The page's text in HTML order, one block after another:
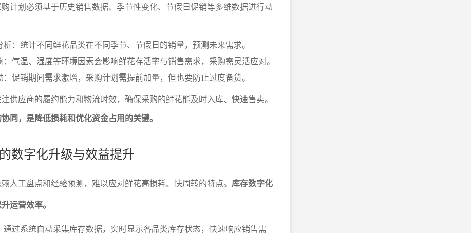
计划必须基于历史销售数据、季节性变化、节假日促销等多维数据进行动
：统计不同鲜花品类在不同季节、节假日的销量，预测未来需求。
气温、湿度等环境因素会影响鲜花存活率与销售需求，采购需灵活应对。
促销期间需求激增，采购计划需提前加量，但也要防止过度备货。
供应商的履约能力和物流时效，确保采购的鲜花能及时入库、快速售卖。
同，是降低损耗和优化资金占用的关键。
数字化升级与效益提升
人工盘点和经验预测，难以应对鲜花高损耗、快周转的特点。 库存数字化
运营效率。
通过系统自动采集库存数据，实时显示各品类库存状态，快速响应销售需